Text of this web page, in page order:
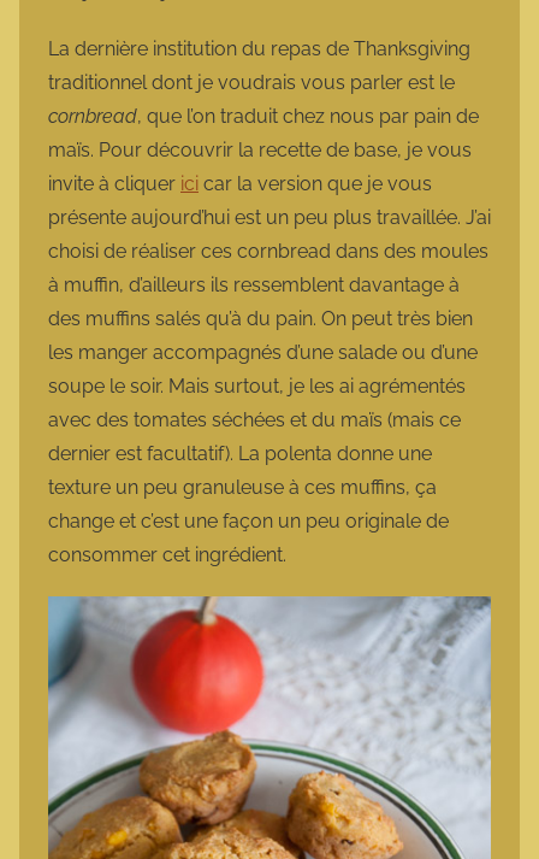
m
o
t
t
e
La dernière institution du repas de Thanksgiving
traditionnel dont je voudrais vous parler est le
cornbread, que l’on traduit chez nous par pain de
maïs. Pour découvrir la recette de base, je vous
invite à cliquer ici car la version que je vous
présente aujourd’hui est un peu plus travaillée. J’ai
choisi de réaliser ces cornbread dans des moules
à muffin, d’ailleurs ils ressemblent davantage à
des muffins salés qu’à du pain. On peut très bien
les manger accompagnés d’une salade ou d’une
soupe le soir. Mais surtout, je les ai agrémentés
avec des tomates séchées et du maïs (mais ce
dernier est facultatif). La polenta donne une
texture un peu granuleuse à ces muffins, ça
change et c’est une façon un peu originale de
consommer cet ingrédient.